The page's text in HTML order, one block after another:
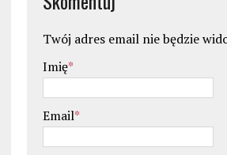
Twój adres email nie będzie
Imię*
Email*